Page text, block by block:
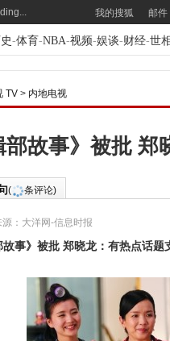
我的搜狐 邮件
-体育-NBA-视频-娱谈-财经-世相
TV > 内地电视
部故事》被批
( 条评论)
： 大洋网-信息时报
故事》被批 郑晓龙：有热点话题